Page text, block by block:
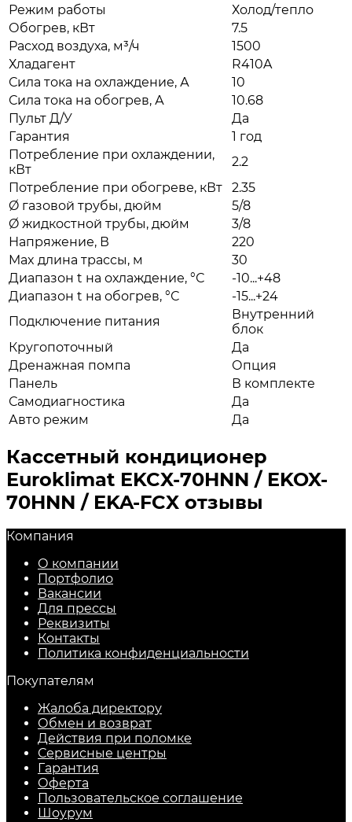
Режим работы
Холод/тепло
Обогрев, кВт
7.5
Расход воздуха, м³/ч
1500
Хладагент
R410A
Сила тока на охлаждение, А
10
Сила тока на обогрев, А
10.68
Пульт Д/У
Да
Гарантия
1 год
Потребление при охлаждении,
кВт
2.2
Потребление при обогреве, кВт
2.35
Ø газовой трубы, дюйм
5/8
Ø жидкостной трубы, дюйм
3/8
Напряжение, В
220
Max длина трассы, м
30
Диапазон t на охлаждение, °С
-10...+48
Диапазон t на обогрев, °С
-15...+24
Подключение питания
Внутренний
блок
Кругопоточный
Да
Дренажная помпа
Опция
Панель
В комплекте
Самодиагностика
Да
Авто режим
Да
Кассетный кондиционер
Euroklimat EKCX-70HNN / EKOX-
70HNN / EKA-FCX отзывы
Компания
О компании
Портфолио
Вакансии
Для прессы
Реквизиты
Контакты
Политика конфиденциальности
Покупателям
Жалоба директору
Обмен и возврат
Действия при поломке
Сервисные центры
Гарантия
Оферта
Пользовательское соглашение
Шоурум